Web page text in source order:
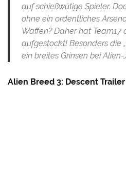
auf schießwütige Spieler.
ohne ein ordentliches
Waffen? Daher hat Team17
aufgestockt! Besonders die
ein breites Grinsen bei
Alien Breed 3: Descent Trailer